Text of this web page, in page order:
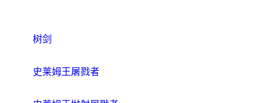
树剑
史莱姆王屠戮者